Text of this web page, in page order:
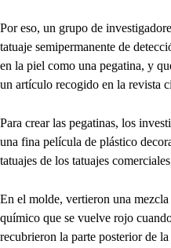
Por eso, un grupo de
tatuaje semipermanente de
en la piel como una pegatina, y
un artículo recogido en la revista
Para crear las pegatinas, los
una fina película de plástico
tatuajes de los tatuajes
En el molde, vertieron una
químico que se vuelve rojo
recubrieron la parte posterior de